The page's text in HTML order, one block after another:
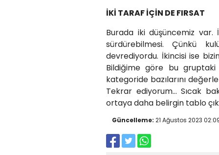
İKİ TARAF İÇİN DE FIRSAT
Burada iki düşüncemiz var.
sürdürebilmesi. Çünkü
devrediyordu. İkincisi ise
Bildiğime göre bu
kategoride bazılarını
Tekrar ediyorum… Sıcak
ortaya daha belirgin tablo
Güncelleme: 21 Ağustos 2023